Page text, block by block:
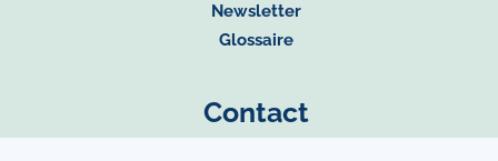
Newsletter
Glossaire
Contact